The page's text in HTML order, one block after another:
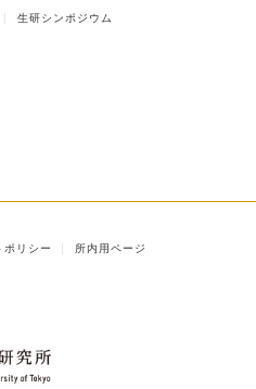
生研シンポジウム
ポリシー 所内用ページ